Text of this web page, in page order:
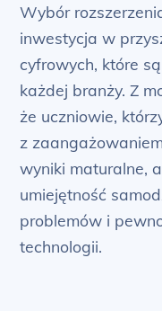
Wybór
inwestycja w
cyfrowych, które
każdej branży. Z
że uczniowie,
z
wyniki maturalne,
umiejętność
problemów i
technologii.